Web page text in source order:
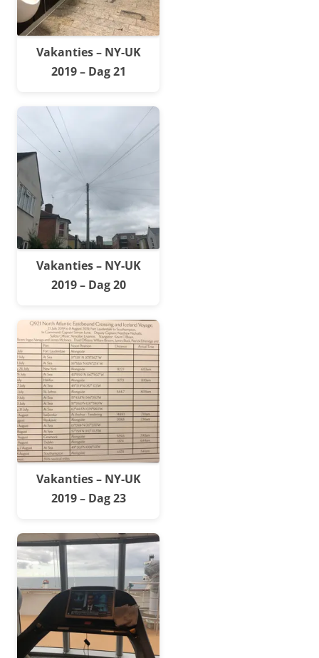
Vakanties – NY-UK
2019 – Dag 21
Vakanties – NY-UK
2019 – Dag 20
Vakanties – NY-UK
2019 – Dag 23